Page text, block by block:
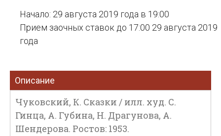
Начало: 29 августа 2019 года в 19:00
Прием заочных ставок до 17:00 29 августа 2019
года
Описание
Чуковский, К. Сказки / илл. худ. С.
Гинца, А. Губина, Н. Драгунова, А.
Шендерова. Ростов: 1953.